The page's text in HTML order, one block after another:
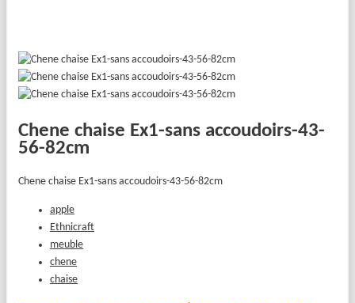
Chene chaise Ex1-sans accoudoirs-43-
56-82cm
Chene chaise Ex1-sans accoudoirs-43-56-82cm
apple
Ethnicraft
meuble
chene
chaise